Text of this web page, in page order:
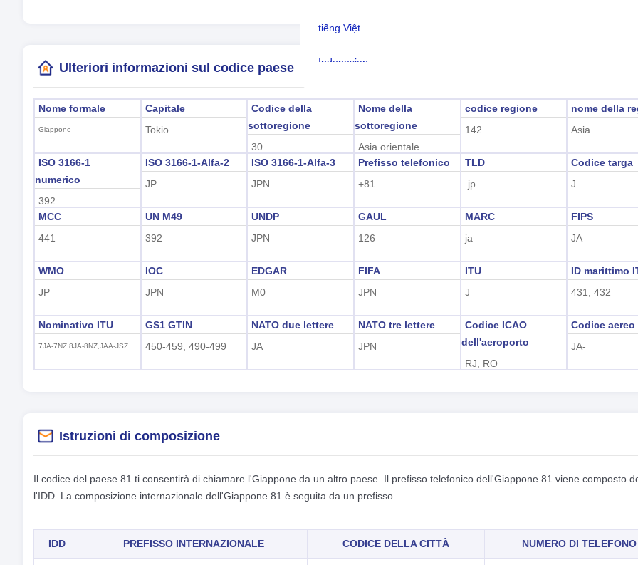
tiếng Việt
Indonesian
한국어
Ulteriori informazioni sul codice paese
Nome formale
Giappone
Capitale
Tokio
Codice della
sottoregione
30
Nome della
sottoregione
Asia orientale
codice regione
142
nome della
Asia
ISO 3166-1
numerico
392
ISO 3166-1-Alfa-2
JP
ISO 3166-1-Alfa-3
JPN
Prefisso telefonico
+81
TLD
.jp
Codice targa
J
MCC
441
UN M49
392
UNDP
JPN
GAUL
126
MARC
ja
FIPS
JA
WMO
JP
IOC
JPN
EDGAR
M0
FIFA
JPN
ITU
J
ID marittimo
431, 432
Nominativo ITU
7JA-7NZ,8JA-8NZ,JAA-JSZ
GS1 GTIN
450-459, 490-499
NATO due lettere
JA
NATO tre lettere
JPN
Codice ICAO
dell'aeroporto
RJ, RO
Codice aereo
JA-
Istruzioni di composizione
Il codice del paese 81 ti consentirà di chiamare l'Giappone da un altro paese. Il prefisso telefonico dell'Giappone 81 viene composto
l'IDD. La composizione internazionale dell'Giappone 81 è seguita da un prefisso.
IDD PREFISSO INTERNAZIONALE CODICE DELLA CITTÀ NUMERO DI TELEFONO